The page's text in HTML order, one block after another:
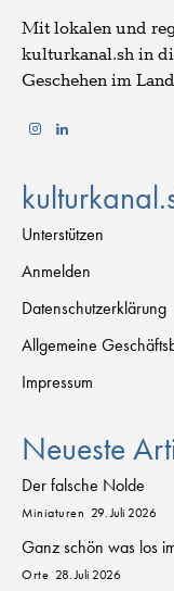
Mit lokalen und
kulturkanal.sh in
Geschehen im
Unterstützen
Anmelden
Datenschutzerklärung
Allgemeine
Impressum
Neueste
Der falsche Nolde
Miniaturen 29. Juli 2026
Ganz schön was los
Orte 28. Juli 2026